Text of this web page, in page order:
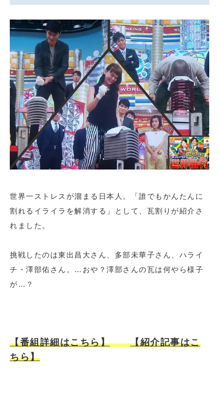
世界一ストレスが溜まる日本人。「誰でもかんたんに
割れるイライラを解消する」として、瓦割りが紹介さ
れました。
挑戦したのは東出昌大さん、多部未華子さん、ハライ
チ・澤部佑さん。…おや？澤部さんの瓦は何やら様子
が…？
【番組詳細はこちら】
【紹介記事はこ
ちら】